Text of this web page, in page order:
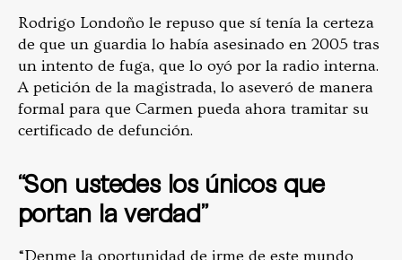
Rodrigo Londoño le repuso que sí tenía la certeza
de que un guardia lo había asesinado en 2005 tras
un intento de fuga, que lo oyó por la radio interna.
A petición de la magistrada, lo aseveró de manera
formal para que Carmen pueda ahora tramitar su
certificado de defunción.
“Son ustedes los únicos que
portan la verdad”
“Denme la oportunidad de irme de este mundo